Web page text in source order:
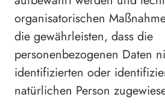
organisatorischen
die gewährleisten, dass die
personenbezogenen Daten
identifizierten oder
natürlichen Person